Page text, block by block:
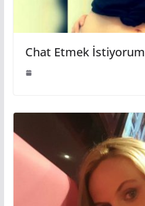
Chat Etmek İstiyorum